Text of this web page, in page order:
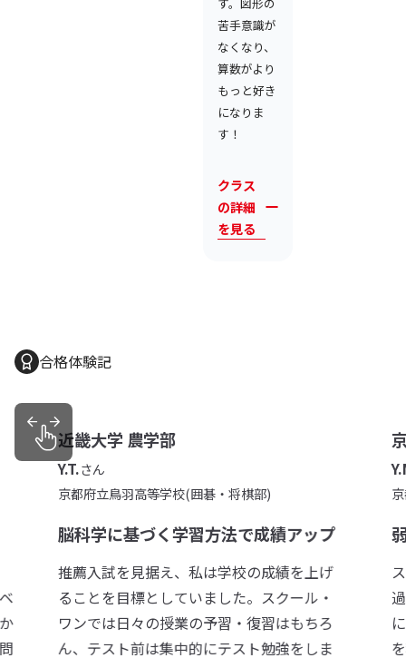
苦手意識が
なくなり、
算数がより
もっと好き
になりま
す！
クラス
の詳細
を見る
合格体験記
近畿大学 農学部
Y.T.さん
京都府立鳥羽高等学校(囲碁・将棋部)
脳科学に基づく学習方法で成績アップ
推薦入試を見据え、私は学校の成績を上げ
ることを目標としていました。スクール・
ワンでは日々の授業の予習・復習はもちろ
ん、テスト前は集中的にテスト勉強をしま